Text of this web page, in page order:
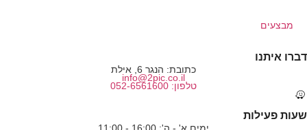
מבצעים
דברו איתנו
כתובת: הנגר 6, אילת
info@2pic.co.il
טלפון: 052-6561600
שעות פעילות